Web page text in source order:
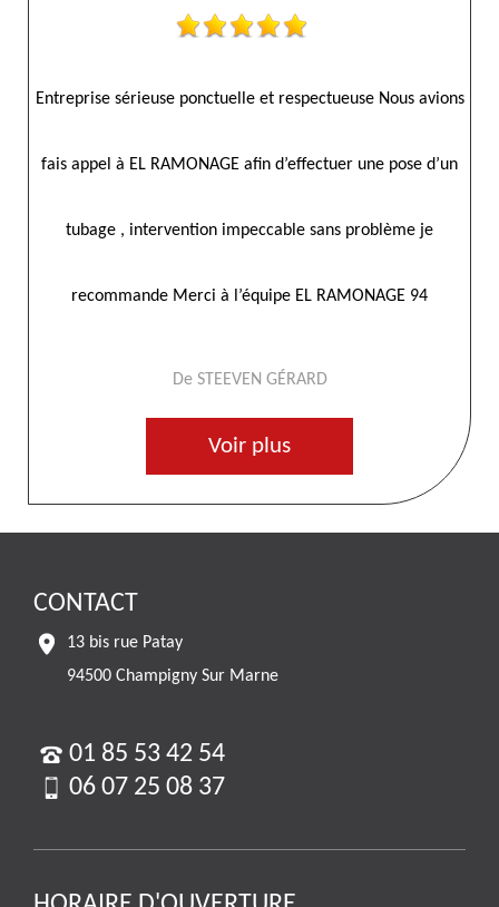
Entreprise sérieuse ponctuelle et respectueuse Nous avions
fais appel à EL RAMONAGE afin d’effectuer une pose d’un
tubage , intervention impeccable sans problème je
recommande Merci à l’équipe EL RAMONAGE 94
De STEEVEN GÉRARD
Voir plus
CONTACT
13 bis rue Patay
94500 Champigny Sur Marne
01 85 53 42 54
06 07 25 08 37